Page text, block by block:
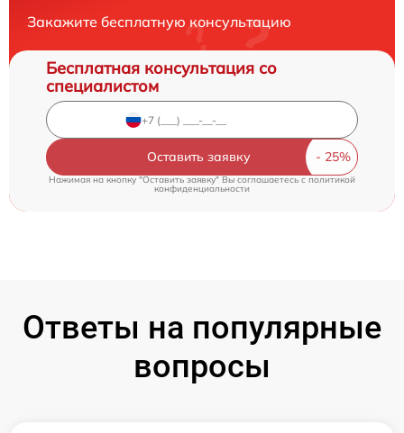
Закажите бесплатную консультацию
Бесплатная консультация со
специалистом
Оставить заявку
Нажимая на кнопку "Оставить заявку" Вы соглашаетесь c политикой
конфиденциальности
Ответы на популярные
вопросы